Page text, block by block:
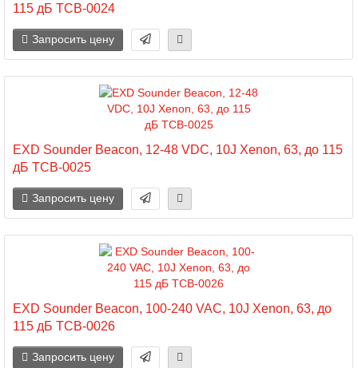
115 дБ TCB-0024
Запросить цену
EXD Sounder Beacon, 12-48 VDC, 10J Xenon, 63, до 115
дБ TCB-0025
Запросить цену
EXD Sounder Beacon, 100-240 VAC, 10J Xenon, 63, до
115 дБ TCB-0026
Запросить цену